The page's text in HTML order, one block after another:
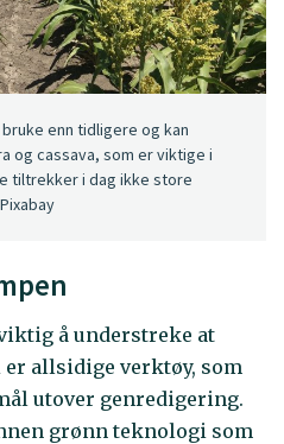
enn tidligere og kan
og cassava, som er viktige i
tiltrekker i dag ikke store
å understreke at
er allsidige verktøy, som
utover genredigering.
grønn teknologi som